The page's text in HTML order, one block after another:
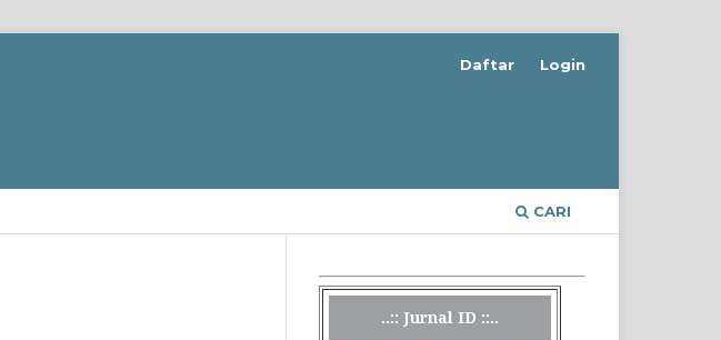
CARI
Daftar Login
..:: Jurnal ID ::..